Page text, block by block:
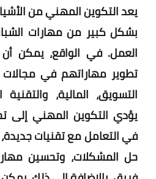
يعد التكوين المهني من
بشكل كبير من مهارات
العمل. في الواقع، يمكن
تطوير مهاراتهم في مجالات
التسويق، المالية،
يؤدي التكوين المهني إلى
في التعامل مع تقنيات
حل المشكلات، وتحسين